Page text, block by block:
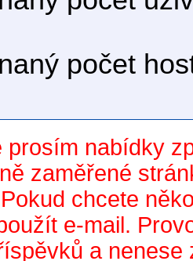
počet
prosím nabídky
zaměřené
chcete
e-mail.
a nenese